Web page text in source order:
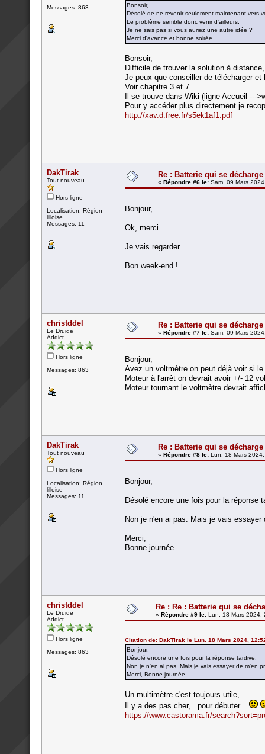
Messages: 863
Bonsoir,
Désolé de ne revenir seulement maintenant vers
Le problème semble donc venir d'ailleurs.
Je ne sais pas si vous auriez une autre idée ?
Merci d'avance et bonne soirée.
Bonsoir,
Difficile de trouver la solution à
Je peux que conseiller de télécharger et
Voir chapitre 3 et 7 ...
Il se trouve dans Wiki (ligne Accueil ---
Pour y accéder plus directement je
http://xav.d.free.fr/s5ek1af1.pdf
DakTirak
Tout nouveau
Hors ligne
Localisation: Région
lilloise
Messages: 11
Re : Batterie qui se
« Répondre #6 le: Sam. 09 Mars
Bonjour,
Ok, merci.
Je vais regarder.
Bon week-end !
christddel
Le Druide
Addict
Hors ligne
Messages: 863
Re : Batterie qui se
« Répondre #7 le: Sam. 09 Mars
Bonjour,
Avez un voltmètre on peut déjà voir si
Moteur à l'arrêt on devrait avoir +/- 12
Moteur tournant le voltmètre devrait
DakTirak
Tout nouveau
Hors ligne
Localisation: Région
lilloise
Messages: 11
Re : Batterie qui se
« Répondre #8 le: Lun. 18 Mars
Bonjour,
Désolé encore une fois pour la réponse
Non je n'en ai pas. Mais je vais essayer
Merci,
Bonne journée.
christddel
Le Druide
Addict
Hors ligne
Messages: 863
Re : Re : Batterie qui se
« Répondre #9 le: Lun. 18 Mars 2024,
Citation de: DakTirak le Lun. 18 Mars 2024,
Bonjour,
Désolé encore une fois pour la réponse tardive.
Non je n'en ai pas. Mais je vais essayer de m'en
Merci, Bonne journée.
Un multimètre c'est toujours utile,...
Il y a des pas cher,...pour débuter...
https://www.castorama.fr/